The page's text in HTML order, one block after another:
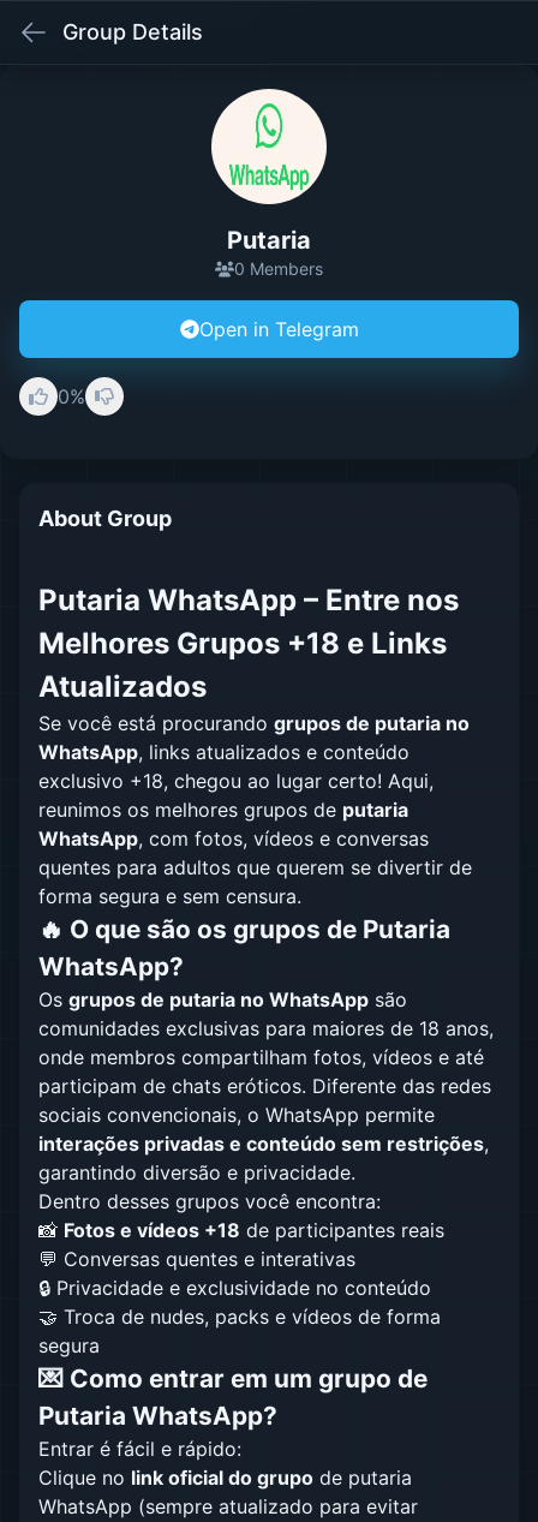
Group Details
Putaria
0 Members
Open in Telegram
0%
About Group
Putaria WhatsApp – Entre nos
Melhores Grupos +18 e Links
Atualizados
Se você está procurando grupos de putaria no
WhatsApp, links atualizados e conteúdo
exclusivo +18, chegou ao lugar certo! Aqui,
reunimos os melhores grupos de putaria
WhatsApp, com fotos, vídeos e conversas
quentes para adultos que querem se divertir de
forma segura e sem censura.
🔥 O que são os grupos de Putaria
WhatsApp?
Os grupos de putaria no WhatsApp são
comunidades exclusivas para maiores de 18 anos,
onde membros compartilham fotos, vídeos e até
participam de chats eróticos. Diferente das redes
sociais convencionais, o WhatsApp permite
interações privadas e conteúdo sem restrições,
garantindo diversão e privacidade.
Dentro desses grupos você encontra:
📸 Fotos e vídeos +18 de participantes reais
💬 Conversas quentes e interativas
🔒 Privacidade e exclusividade no conteúdo
🤝 Troca de nudes, packs e vídeos de forma
segura
💌 Como entrar em um grupo de
Putaria WhatsApp?
Entrar é fácil e rápido:
Clique no link oficial do grupo de putaria
WhatsApp (sempre atualizado para evitar